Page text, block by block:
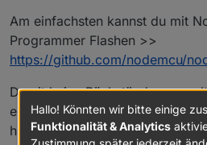
Am einfachsten kannst du mit
Programmer Flashen >>
https://github.com/nodemcu/
Damit keine Rückständen von
es zuerst mit einer "blanko" FW
hier ein)
Hallo! Könnten wir bitte einige
Funktionalität & Analytics